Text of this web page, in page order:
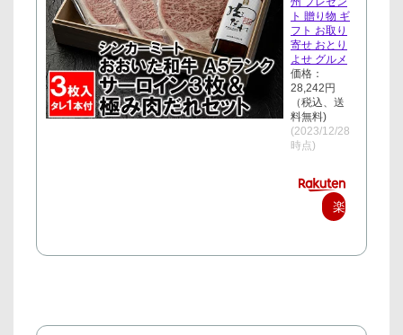
ト 贈り物 ギ
フト お取り
寄せ おとり
よせ グルメ
価格：
28,242円
（税込、送
料無料)
(2023/12/28
時点)
楽